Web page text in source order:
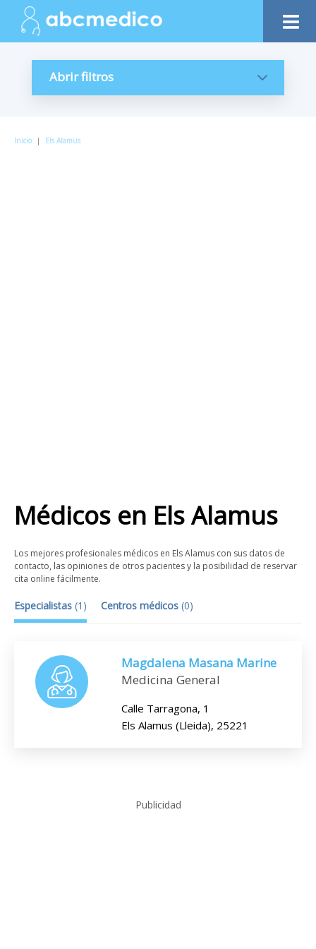
Abrir filtros
Inicio | Els Alamus
Médicos en Els Alamus
Los mejores profesionales médicos en Els Alamus con sus datos de
contacto, las opiniones de otros pacientes y la posibilidad de reservar
cita online fácilmente.
Especialistas (1 ) Centros médicos (0)
Magdalena Masana Marine
Medicina General
Calle Tarragona, 1
Els Alamus (Lleida), 25221
Publicidad